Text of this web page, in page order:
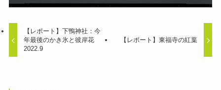
【レポート】下鴨神社：今
年最後のかき氷と彼岸花
2022.9
【レポート】東福寺の紅葉